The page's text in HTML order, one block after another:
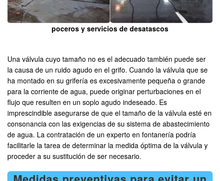
poceros y servicios de desatascos
Una válvula cuyo tamaño no es el adecuado también puede ser
la causa de un ruido agudo en el grifo. Cuando la válvula que se
ha montado en su grifería es excesivamente pequeña o grande
para la corriente de agua, puede originar perturbaciones en el
flujo que resulten en un soplo agudo indeseado. Es
imprescindible asegurarse de que el tamaño de la válvula esté en
consonancia con las exigencias de su sistema de abastecimiento
de agua. La contratación de un experto en fontanería podría
facilitarle la tarea de determinar la medida óptima de la válvula y
proceder a su sustitución de ser necesario.